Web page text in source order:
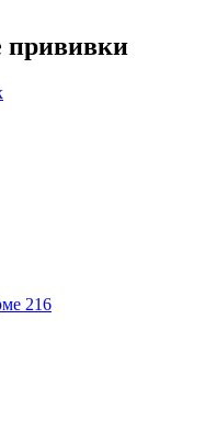
прививки
216